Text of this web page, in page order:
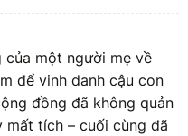
của một người mẹ về
để vinh danh cậu con
đồng đã không quản
mất tích – cuối cùng đã